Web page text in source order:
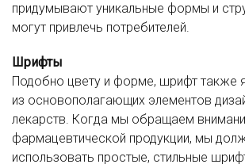
придумывают уникальные формы и
могут привлечь потребителей.
Шрифты
Подобно цвету и форме, шрифт также
из основополагающих элементов
лекарств. Когда мы обращаем
фармацевтической продукции, мы
использовать простые, стильные